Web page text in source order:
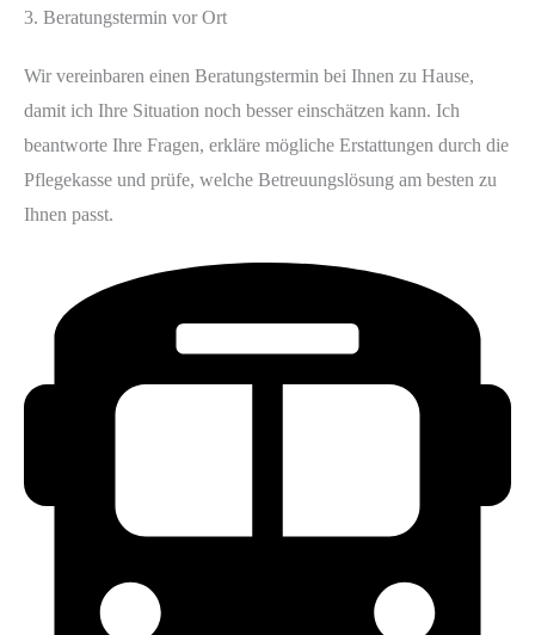
3. Beratungstermin vor Ort
Wir vereinbaren einen Beratungstermin bei Ihnen zu Hause,
damit ich Ihre Situation noch besser einschätzen kann. Ich
beantworte Ihre Fragen, erkläre mögliche Erstattungen durch die
Pflegekasse und prüfe, welche Betreuungslösung am besten zu
Ihnen passt.